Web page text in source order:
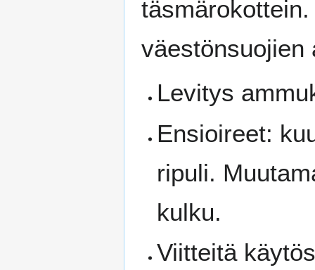
väestönsuojien
Levitys
Ensioireet:
ripuli.
kulku.
Viitteitä